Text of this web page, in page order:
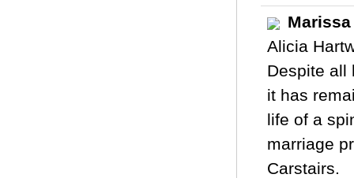
Alicia
Despite all
it has
life of a
marriage
Carstairs.